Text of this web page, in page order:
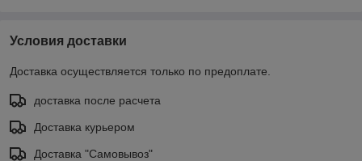
Условия доставки
Доставка осуществляется только по предоплате.
доставка после расчета
Доставка курьером
Доставка "Самовывоз"